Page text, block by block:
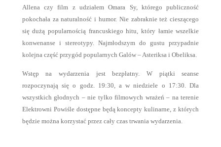
Allena czy film z udziałem Omara Sy, którego publiczność
pokochała za naturalność i humor. Nie zabraknie też cieszącego
się dużą popularnością francuskiego hitu, który łamie wszelkie
konwenanse i stereotypy. Najmłodszym do gustu przypadnie
kolejna część przygód popularnych Galów – Asteriksa i Obeliksa.
Wstęp na wydarzenia jest bezpłatny. W piątki seanse
rozpoczynają się o godz. 19:30, a w niedziele o 17:30. Dla
wszystkich głodnych – nie tylko filmowych wrażeń – na terenie
Elektrowni Powiśle dostępne będą koncepty kulinarne, z których
będzie można korzystać przez cały czas trwania wydarzenia.